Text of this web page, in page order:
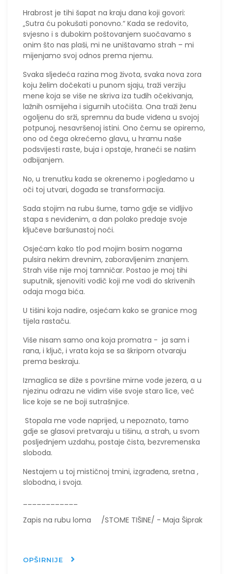
Hrabrost je tihi šapat na kraju dana koji govori:
„Sutra ću pokušati ponovno.“ Kada se redovito,
svjesno i s dubokim poštovanjem suočavamo s
onim što nas plaši, mi ne uništavamo strah – mi
mijenjamo svoj odnos prema njemu.
​Svaka sljedeća razina mog života, svaka nova zora
koju želim dočekati u punom sjaju, traži verziju
mene koja se više ne skriva iza tuđih očekivanja,
lažnih osmijeha i sigurnih utočišta. Ona traži ženu
ogoljenu do srži, spremnu da bude viđena u svojoj
potpunoj, nesavršenoj istini. Ono čemu se opiremo,
ono od čega okrećemo glavu, u hramu naše
podsvijesti raste, buja i opstaje, hraneći se našim
odbijanjem.
No, u trenutku kada se okrenemo i pogledamo u
oči toj utvari, događa se transformacija.
​Sada stojim na rubu šume, tamo gdje se vidljivo
stapa s neviđenim, a dan polako predaje svoje
ključeve baršunastoj noći.
Osjećam kako tlo pod mojim bosim nogama
pulsira nekim drevnim, zaboravljenim znanjem.
Strah više nije moj tamničar. Postao je moj tihi
suputnik, sjenoviti vodič koji me vodi do skrivenih
odaja moga bića.
​U tišini koja nadire, osjećam kako se granice mog
tijela rastaču.
Više nisam samo ona koja promatra - ja sam i
rana, i ključ, i vrata koja se sa škripom otvaraju
prema beskraju.
Izmaglica se diže s površine mirne vode jezera, a u
njezinu odrazu ne vidim više svoje staro lice, već
lice koje se ne boji sutrašnjice.
Stopala me vode naprijed, u nepoznato, tamo
gdje se glasovi pretvaraju u tišinu, a strah, u svom
posljednjem uzdahu, postaje čista, bezvremenska
sloboda.
Nestajem u toj mističnoj tmini, izgrađena, sretna ,
slobodna, i svoja.
Zapis na rubu loma /STOME TIŠINE/ - Maja Šiprak
OPŠIRNIJE